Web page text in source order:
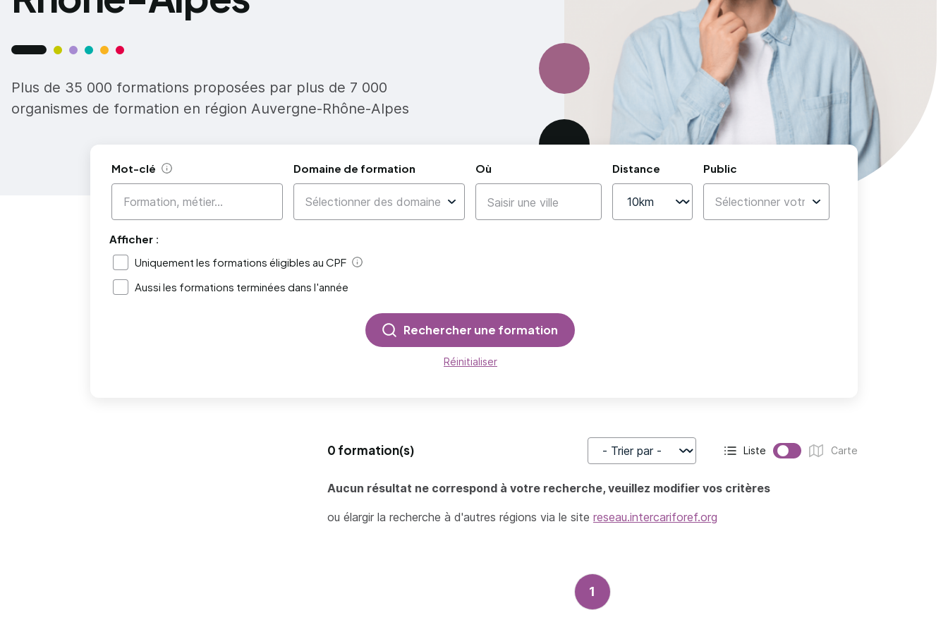
Plus de 35 000 formations proposées par plus de 7 000
organismes de formation en région Auvergne-Rhône-Alpes
Mot-clé Aide Domaine de formation Où Distance Public
Afficher :
Uniquement les formations éligibles au CPF
Aide
Aussi les formations terminées dans l'année
Rechercher une formation
Réinitialiser
0 formation(s)
Trier par Affichage actif :
Liste
Affichage :
Carte
Aucun résultat ne correspond à votre recherche, veuillez modifier vos critères
ou élargir la recherche à d'autres régions via le site reseau.intercariforef.org
1